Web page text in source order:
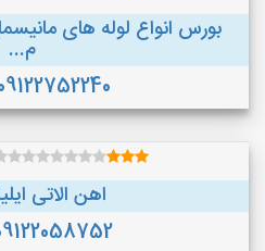
بورس انواع لوله های
م...
اهن الاتی